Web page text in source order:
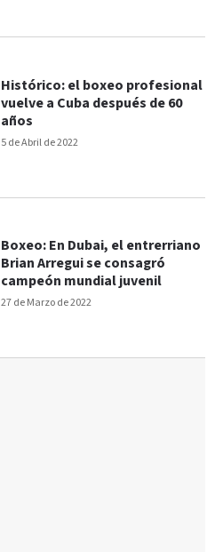
5 de Abril de 2022
Histórico: el boxeo profesional
vuelve a Cuba después de 60
años
27 de Marzo de 2022
Boxeo: En Dubai, el entrerriano
Brian Arregui se consagró
campeón mundial juvenil